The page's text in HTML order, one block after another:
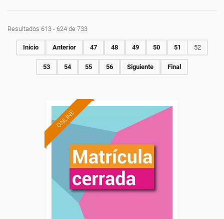
Resultados 613 - 624 de 733
Inicio Anterior 47 48 49 50 51 52
53 54 55 56 Siguiente Final
ONLINE